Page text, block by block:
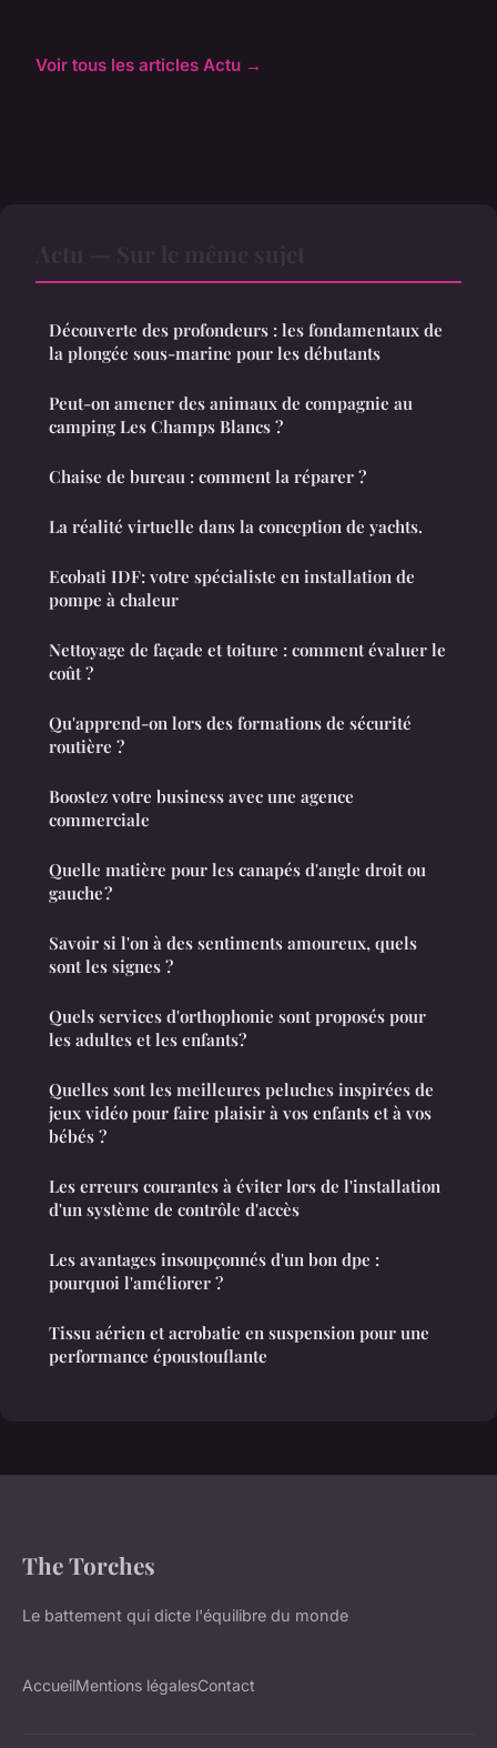
Voir tous les articles Actu →
Découverte des profondeurs : les fondamentaux de
la plongée sous-marine pour les débutants
Peut-on amener des animaux de compagnie au
camping Les Champs Blancs ?
Chaise de bureau : comment la réparer ?
La réalité virtuelle dans la conception de yachts.
Ecobati IDF: votre spécialiste en installation de
pompe à chaleur
Nettoyage de façade et toiture : comment évaluer le
coût ?
Qu'apprend-on lors des formations de sécurité
routière ?
Boostez votre business avec une agence
commerciale
Quelle matière pour les canapés d'angle droit ou
gauche ?
Savoir si l'on à des sentiments amoureux, quels
sont les signes ?
Quels services d'orthophonie sont proposés pour
les adultes et les enfants?
Quelles sont les meilleures peluches inspirées de
jeux vidéo pour faire plaisir à vos enfants et à vos
bébés ?
Les erreurs courantes à éviter lors de l'installation
d'un système de contrôle d'accès
Les avantages insoupçonnés d'un bon dpe :
pourquoi l'améliorer ?
Tissu aérien et acrobatie en suspension pour une
performance époustouflante
The Torches
Le battement qui dicte l'équilibre du monde
AccueilMentions légalesContact